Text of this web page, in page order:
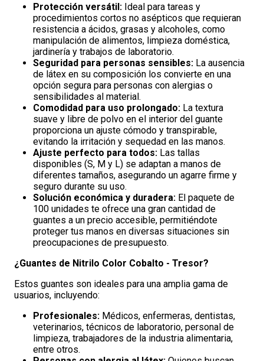
Protección versátil: Ideal para tareas y
procedimientos cortos no asépticos que requieran
resistencia a ácidos, grasas y alcoholes, como
manipulación de alimentos, limpieza doméstica,
jardinería y trabajos de laboratorio.
Seguridad para personas sensibles: La ausencia
de látex en su composición los convierte en una
opción segura para personas con alergias o
sensibilidades al material.
Comodidad para uso prolongado: La textura
suave y libre de polvo en el interior del guante
proporciona un ajuste cómodo y transpirable,
evitando la irritación y sequedad en las manos.
Ajuste perfecto para todos: Las tallas
disponibles (S, M y L) se adaptan a manos de
diferentes tamaños, asegurando un agarre firme y
seguro durante su uso.
Solución económica y duradera: El paquete de
100 unidades te ofrece una gran cantidad de
guantes a un precio accesible, permitiéndote
proteger tus manos en diversas situaciones sin
preocupaciones de presupuesto.
¿Guantes de Nitrilo Color Cobalto - Tresor?
Estos guantes son ideales para una amplia gama de
usuarios, incluyendo:
Profesionales: Médicos, enfermeras, dentistas,
veterinarios, técnicos de laboratorio, personal de
limpieza, trabajadores de la industria alimentaria,
entre otros.